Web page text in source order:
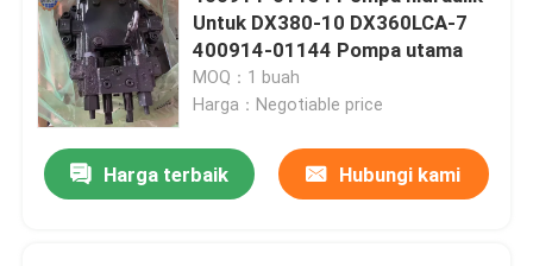
Rumah
Untuk DX380-10 DX360LCA-7
400914-01144 Pompa utama
MOQ：1 buah
Harga：Negotiable price
Harga terbaik Hubungi kami